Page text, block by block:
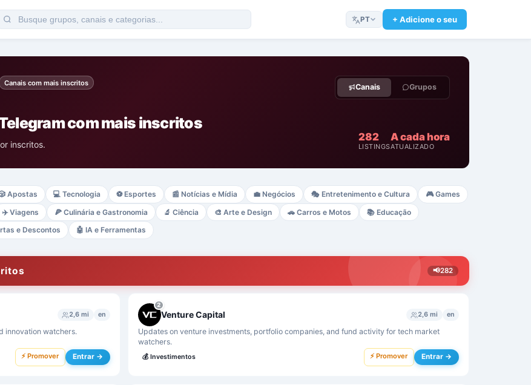
PT + Adicione o seu
Canais com mais inscritos
com mais inscritos
inscritos.
Canais Grupos
282
LISTINGS
A cada hora
ATUALIZADO
Apostas 💻 Tecnologia ⚽ Esportes 📰 Notícias e Mídia 💼 Negócios 🎭 Entretenimento e Cultura 🎮 Games
✈️ Viagens 🍕 Culinária e Gastronomia 🔬 Ciência 🎨 Arte e Design 🚗 Carros e Motos 📚 Educação
e Descontos 🤖 IA e Ferramentas
📢282
2,6 mi en
innovation watchers.
⚡ Promover Entrar →
2
Venture Capital 2,6 mi en
Updates on venture investments, portfolio companies, and fund activity for tech market
watchers.
💰 Investimentos ⚡ Promover Entrar →